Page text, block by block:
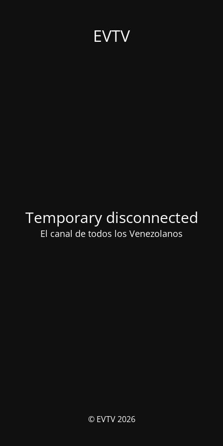
EVTV
Temporary disconnected
El canal de todos los Venezolanos
© EVTV 2026